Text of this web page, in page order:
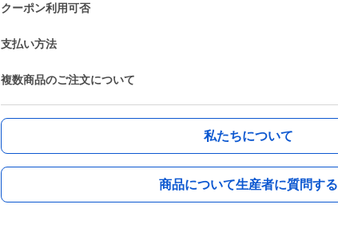
クーポン利用可否
支払い方法
複数商品のご注文について
私たちについて
商品について生産者に質問する